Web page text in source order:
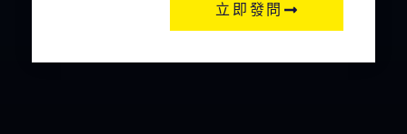
立即發問